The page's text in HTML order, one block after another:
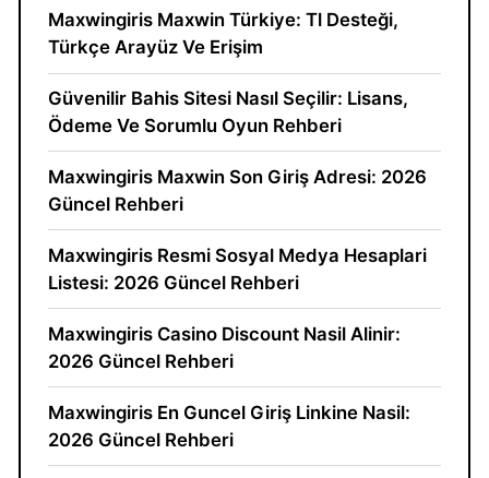
Maxwingiris Maxwin Türkiye: Tl Desteği,
Türkçe Arayüz Ve Erişim
Güvenilir Bahis Sitesi Nasıl Seçilir: Lisans,
Ödeme Ve Sorumlu Oyun Rehberi
Maxwingiris Maxwin Son Giriş Adresi: 2026
Güncel Rehberi
Maxwingiris Resmi Sosyal Medya Hesaplari
Listesi: 2026 Güncel Rehberi
Maxwingiris Casino Discount Nasil Alinir:
2026 Güncel Rehberi
Maxwingiris En Guncel Giriş Linkine Nasil:
2026 Güncel Rehberi